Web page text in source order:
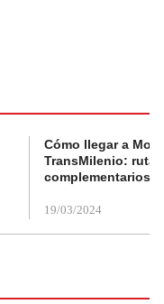
Cómo llegar a
TransMilenio:
complementarios
19/03/2024